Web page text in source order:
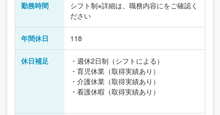
勤務時間
シフト制※詳細は、職務内容にをご確認く
ださい
年間休日 118
休日補足
・週休2日制（シフトによる）
・育児休業（取得実績あり）
・介護休業（取得実績あり）
・看護休暇（取得実績あり）